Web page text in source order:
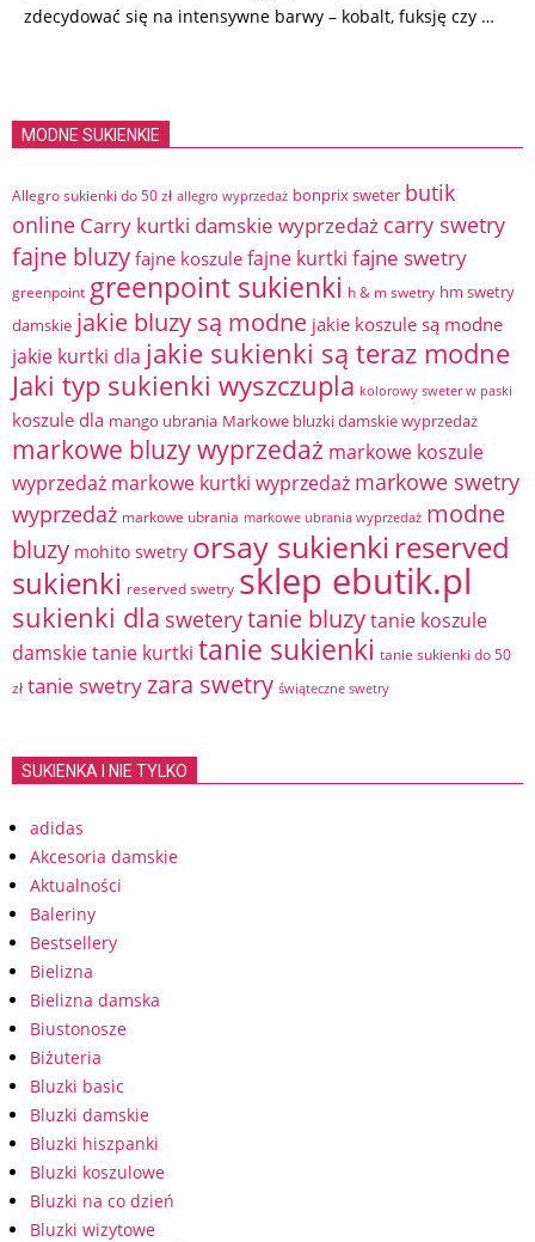
zdecydować się na intensywne barwy – kobalt, fuksję czy …
MODNE SUKIENKIE
Allegro sukienki do 50 zł allegro wyprzedaż bonprix sweter butik
online Carry kurtki damskie wyprzedaż carry swetry
fajne bluzy fajne koszule fajne kurtki fajne swetry
greenpoint greenpoint sukienki h & m swetry hm swetry
damskie jakie bluzy są modne jakie koszule są modne
jakie kurtki dla jakie sukienki są teraz modne
Jaki typ sukienki wyszczupla kolorowy sweter w paski
koszule dla mango ubrania Markowe bluzki damskie wyprzedaż
markowe bluzy wyprzedaż markowe koszule
wyprzedaż markowe kurtki wyprzedaż markowe swetry
wyprzedaż markowe ubrania markowe ubrania wyprzedaż modne
bluzy mohito swetry orsay sukienki reserved
sukienki reserved swetry sklep ebutik.pl
sukienki dla sweterytanie bluzytanie koszule
damskietanie kurtki tanie sukienki tanie sukienki do 50
zł tanie swetryzara swetry świąteczne swetry
SUKIENKA I NIE TYLKO
adidas
Akcesoria damskie
Aktualności
Baleriny
Bestsellery
Bielizna
Bielizna damska
Biustonosze
Biżuteria
Bluzki basic
Bluzki damskie
Bluzki hiszpanki
Bluzki koszulowe
Bluzki na co dzień
Bluzki wizytowe